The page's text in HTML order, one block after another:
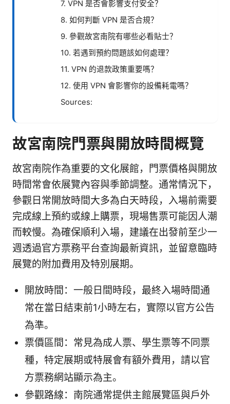
7. VPN 是否會影響支付安全？
8. 如何判斷 VPN 是否合規？
9. 參觀故宮南院有哪些必看貼士？
10. 若遇到預約問題該如何處理？
11. VPN 的退款政策重要嗎？
12. 使用 VPN 會影響你的設備耗電嗎？
Sources:
故宮南院門票與開放時間概覽
故宮南院作為重要的文化展館，門票價格與開放
時間常會依展覽內容與季節調整。通常情況下，
參觀日常開放時間大多為白天時段，入場前需要
完成線上預約或線上購票，現場售票可能因人潮
而較慢。為確保順利入場，建議在出發前至少一
週透過官方票務平台查詢最新資訊，並留意臨時
展覽的附加費用及特別展期。
開放時間：一般日間時段，最終入場時間通
常在當日結束前1小時左右，實際以官方公告
為準。
票價區間：常見為成人票、學生票等不同票
種，特定展期或特展會有額外費用，請以官
方票務網站顯示為主。
參觀路線：南院通常提供主館展覽區與戶外